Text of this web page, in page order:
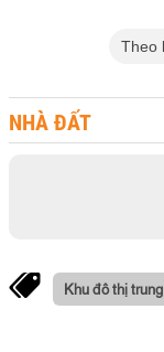
Theo
NHÀ ĐẤT
Khu đô thị